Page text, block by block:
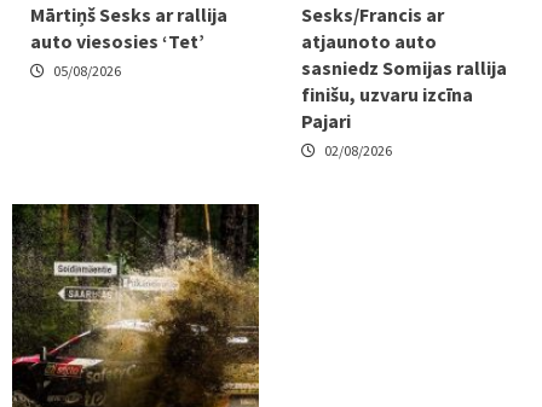
Mārtiņš Sesks ar rallija
auto viesosies ‘Tet’
05/08/2026
Sesks/Francis ar
atjaunoto auto
sasniedz Somijas rallija
finišu, uzvaru izcīna
Pajari
02/08/2026